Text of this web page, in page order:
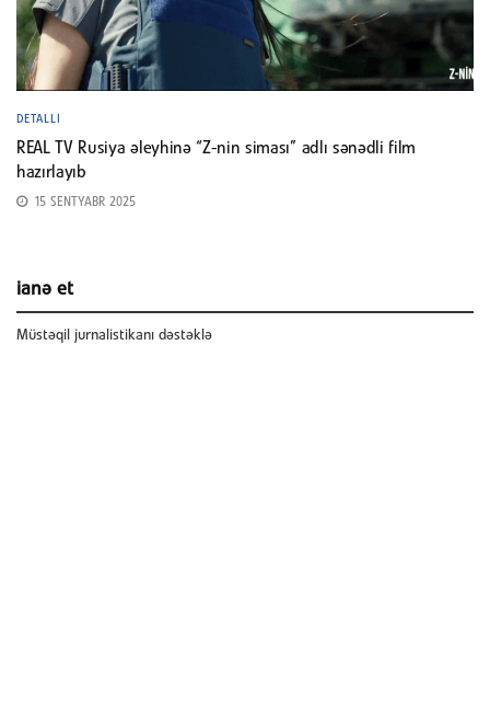
DETALLI
REAL TV Rusiya əleyhinə “Z-nin siması” adlı sənədli film
hazırlayıb
15 SENTYABR 2025
ianə et
Müstəqil jurnalistikanı dəstəklə